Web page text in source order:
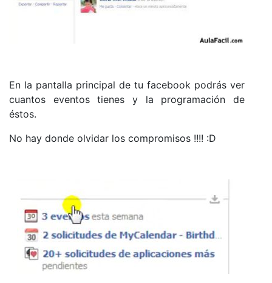
En la pantalla principal de tu facebook podrás ver
cuantos eventos tienes y la programación de
éstos.
No hay donde olvidar los compromisos !!!! :D